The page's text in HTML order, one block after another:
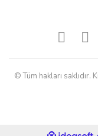
© Tüm hakları saklıdır.